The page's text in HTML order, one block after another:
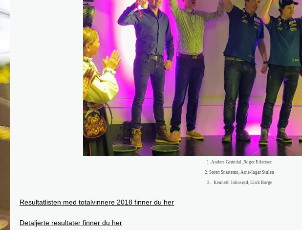
1 .Anders Grøndal ,Roger Eilertsen
2. Søren Snartemo, Arne-Ingar Stulen
3. Kenneth Johnsrød, Eirik Borge
Resultatlisten med totalvinnere 2018 finner du her
Detaljerte resultater finner du her